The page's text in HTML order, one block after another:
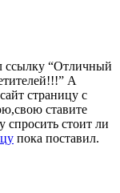
ссылку “Отличный
А
страницу с
ставите
спросить стоит ли
пока поставил.